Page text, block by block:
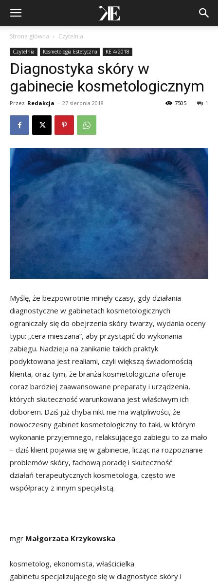
Strona główna Czytelnia
Czytelnia Kosmetologia Estetyczna KE 4/2018
Diagnostyka skóry w
gabinecie kosmetologicznym
Przez Redakcja - 27 sierpnia 2018 1
7505
Myślę, że bezpowrotnie minęły czasy, gdy działania
diagnostyczne w gabinetach kosmetologicznych
ograniczały się do obejrzenia skóry twarzy, wydania oceny
typu: „cera mieszana”, aby przystąpić do wykonania
zabiegu. Nadzieja na zanikanie takich praktyk
podyktowana jest realiami, czyli większą świadomością
klienta, oraz tym, że branża kosmetologiczna oferuje
coraz bardziej zaawansowane preparaty i urządzenia,
których skuteczność warunkowana jest właściwym ich
doborem. Dziś już chyba nikt nie ma wątpliwości, że
nowoczesny gabinet kosmetologiczny to taki, w którym
wykonanie przyjemnego, relaksującego zabiegu to za mało
– dziś klient pojawia się w gabinecie, licząc na rozpoznanie
problemów skóry, fachową poradę i skuteczność
działań terapeutycznych kosmetologa, często we
współpracy z innym specjalistą.
mgr Małgorzata Krzykowska
kosmetolog, ekonomista, właścicielka
gabinetu specjalizującego się w diagnostyce skóry i